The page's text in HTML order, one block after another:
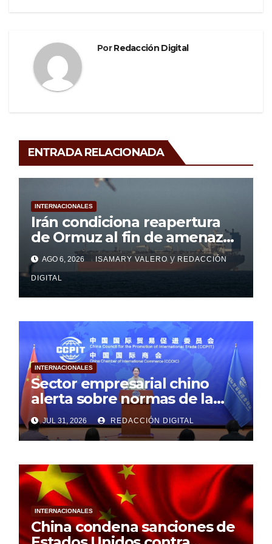
PorRedacción Digital
ENTRADA RELACIONADA
INTERNACIONALES
Irán condiciona reapertura
de Ormuz al fin de amenazas
de Estados Unidos
AGO 6, 2026 ISAMARY VALERO y REDACCIÓN
DIGITAL
INTERNACIONALES
Sector empresarial chino
alerta sobre normas de la
Unión Europea
JUL 31, 2026 REDACCIÓN DIGITAL
INTERNACIONALES
China condena sanciones de